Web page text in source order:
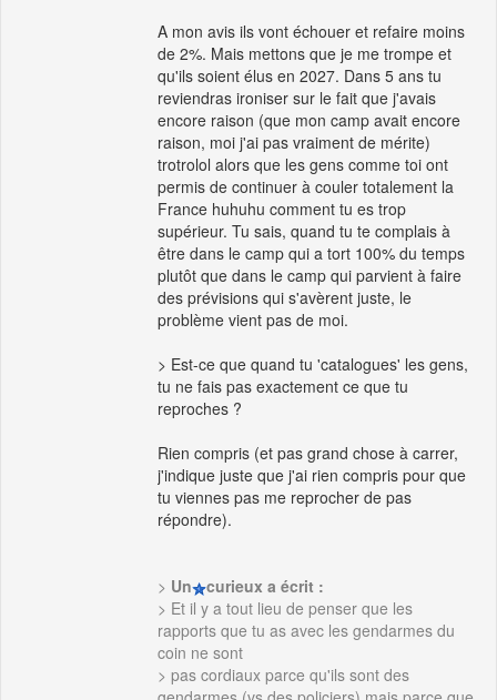
A mon avis ils vont échouer et refaire moins
de 2%. Mais mettons que je me trompe et
qu'ils soient élus en 2027. Dans 5 ans tu
reviendras ironiser sur le fait que j'avais
encore raison (que mon camp avait encore
raison, moi j'ai pas vraiment de mérite)
trotrolol alors que les gens comme toi ont
permis de continuer à couler totalement la
France huhuhu comment tu es trop
supérieur. Tu sais, quand tu te complais à
être dans le camp qui a tort 100% du temps
plutôt que dans le camp qui parvient à faire
des prévisions qui s'avèrent juste, le
problème vient pas de moi.
> Est-ce que quand tu 'catalogues' les gens,
tu ne fais pas exactement ce que tu
reproches ?
Rien compris (et pas grand chose à carrer,
j'indique juste que j'ai rien compris pour que
tu viennes pas me reprocher de pas
répondre).
> Un
curieux a écrit :
> Et il y a tout lieu de penser que les
rapports que tu as avec les gendarmes du
coin ne sont
> pas cordiaux parce qu'ils sont des